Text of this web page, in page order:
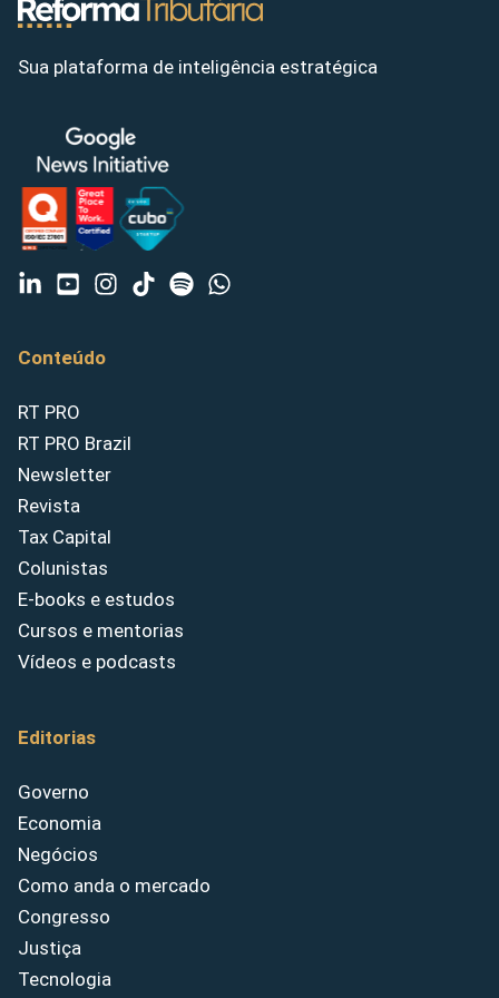
Sua plataforma de inteligência estratégica
Conteúdo
RT PRO
RT PRO Brazil
Newsletter
Revista
Tax Capital
Colunistas
E-books e estudos
Cursos e mentorias
Vídeos e podcasts
Editorias
Governo
Economia
Negócios
Como anda o mercado
Congresso
Justiça
Tecnologia